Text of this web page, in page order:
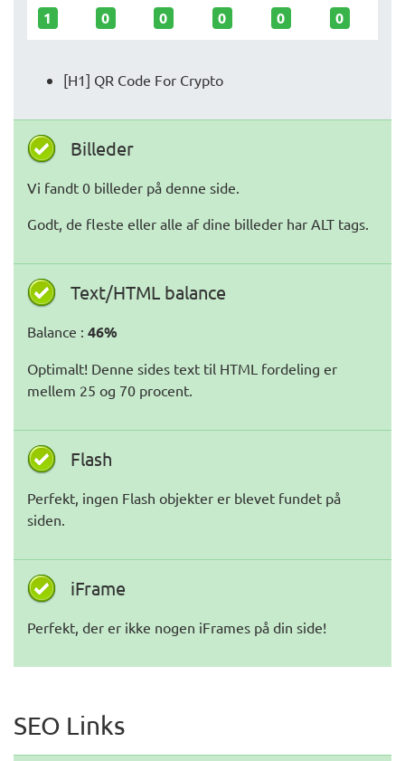
1 0 0 0 0 0
[H1] QR Code For Crypto
Billeder
Vi fandt 0 billeder på denne side.
Godt, de fleste eller alle af dine billeder har ALT tags.
Text/HTML balance
Balance : 46%
Optimalt! Denne sides text til HTML fordeling er
mellem 25 og 70 procent.
Flash
Perfekt, ingen Flash objekter er blevet fundet på
siden.
iFrame
Perfekt, der er ikke nogen iFrames på din side!
SEO Links